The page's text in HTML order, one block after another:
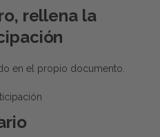
rellena la
en el propio documento.